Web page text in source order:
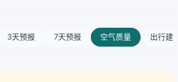
3天预报 7天预报 空气质量 出行建